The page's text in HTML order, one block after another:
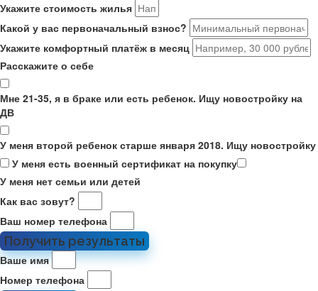
Укажите стоимость жилья
Какой у вас первоначальный взнос?
Укажите комфортный платёж в месяц
Расскажите о себе
Мне 21-35, я в браке или есть ребенок. Ищу новостройку на
ДВ
У меня второй ребенок старше января 2018. Ищу новостройку
У меня есть военный сертификат на покупку
У меня нет семьи или детей
Как вас зовут?
Ваш номер телефона
Получить результаты
Ваше имя
Номер телефона